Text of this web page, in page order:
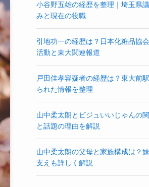
小谷野五雄の経歴を整理｜埼玉県
みと現在の役職
引地功一の経歴は？日本化粧品協
活動と東大関連報道
戸田佳孝容疑者の経歴は？東大前
られた情報を整理
山中柔太朗とビジュいいじゃんの
と話題の理由を解説
山中柔太朗の父母と家族構成は？
支えも詳しく解説